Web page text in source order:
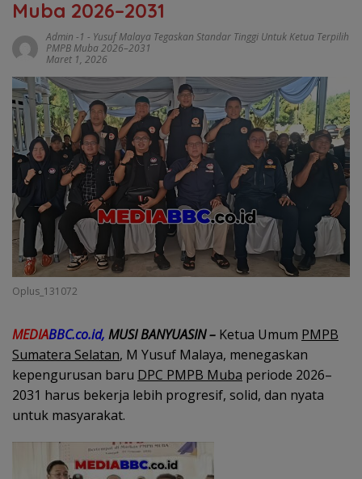
Muba 2026–2031
Admin -1 - Yusuf Malaya Tegaskan Standar Tinggi Untuk Ketua Terpilih
PMPB Muba 2026–2031
Maret 1, 2026
Oplus_131072
MEDIABBC.co.id, MUSI BANYUASIN – Ketua Umum PMPB
Sumatera Selatan, M Yusuf Malaya, menegaskan
kepengurusan baru DPC PMPB Muba periode 2026–
2031 harus bekerja lebih progresif, solid, dan nyata
untuk masyarakat.